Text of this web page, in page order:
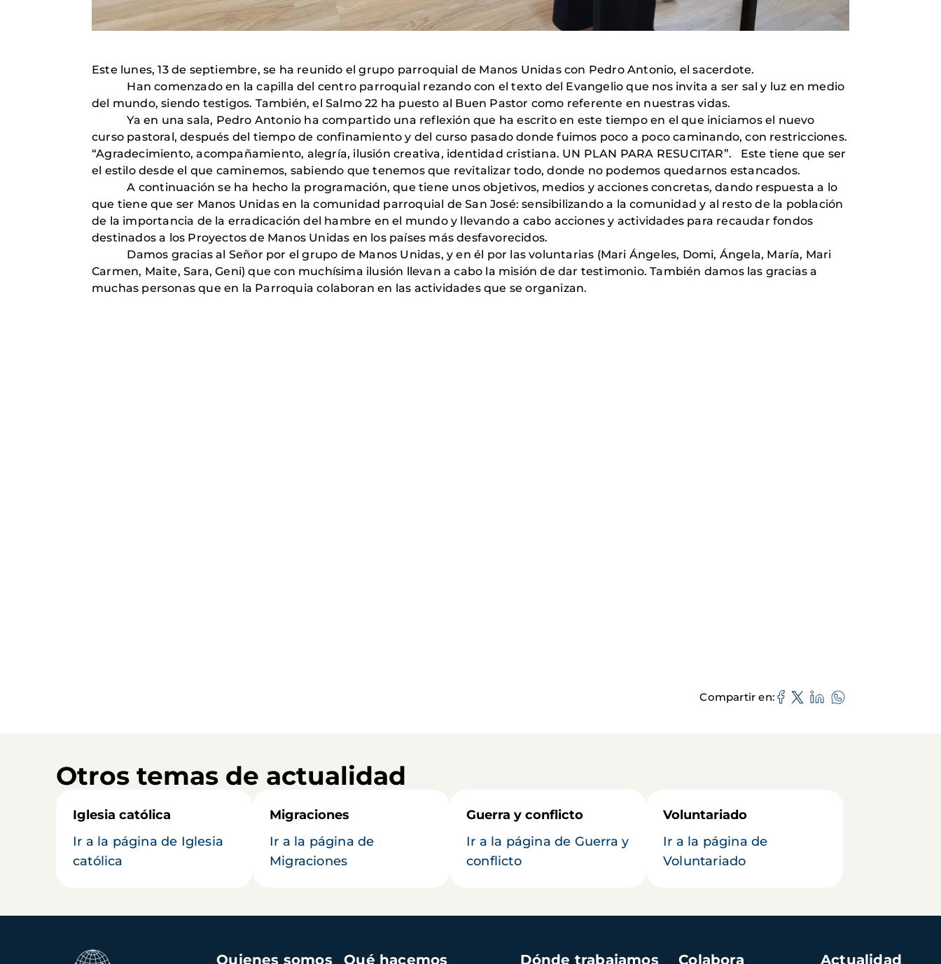
Este lunes, 13 de septiembre, se ha reunido el grupo parroquial de Manos Unidas con Pedro Antonio, el sacerdote.
Han comenzado en la capilla del centro parroquial rezando con el texto del Evangelio que nos invita a ser sal y luz en medio
del mundo, siendo testigos. También, el Salmo 22 ha puesto al Buen Pastor como referente en nuestras vidas.
Ya en una sala, Pedro Antonio ha compartido una reflexión que ha escrito en este tiempo en el que iniciamos el nuevo
curso pastoral, después del tiempo de confinamiento y del curso pasado donde fuimos poco a poco caminando, con restricciones.
“Agradecimiento, acompañamiento, alegría, ilusión creativa, identidad cristiana. UN PLAN PARA RESUCITAR”. Este tiene que ser
el estilo desde el que caminemos, sabiendo que tenemos que revitalizar todo, donde no podemos quedarnos estancados.
A continuación se ha hecho la programación, que tiene unos objetivos, medios y acciones concretas, dando respuesta a lo
que tiene que ser Manos Unidas en la comunidad parroquial de San José: sensibilizando a la comunidad y al resto de la población
de la importancia de la erradicación del hambre en el mundo y llevando a cabo acciones y actividades para recaudar fondos
destinados a los Proyectos de Manos Unidas en los países más desfavorecidos.
Damos gracias al Señor por el grupo de Manos Unidas, y en él por las voluntarias (Mari Ángeles, Domi, Ángela, María, Mari
Carmen, Maite, Sara, Geni) que con muchísima ilusión llevan a cabo la misión de dar testimonio. También damos las gracias a
muchas personas que en la Parroquia colaboran en las actividades que se organizan.
Compartir en
Otros temas de actualidad
Iglesia católica
Ir a la página de Iglesia
católica
Migraciones
Ir a la página de
Migraciones
Guerra y conflicto
Ir a la página de Guerra y
conflicto
Voluntariado
Ir a la página de
Voluntariado
Navegación
Quienes somos Qué hacemos Dónde trabajamos Colabora Actualidad